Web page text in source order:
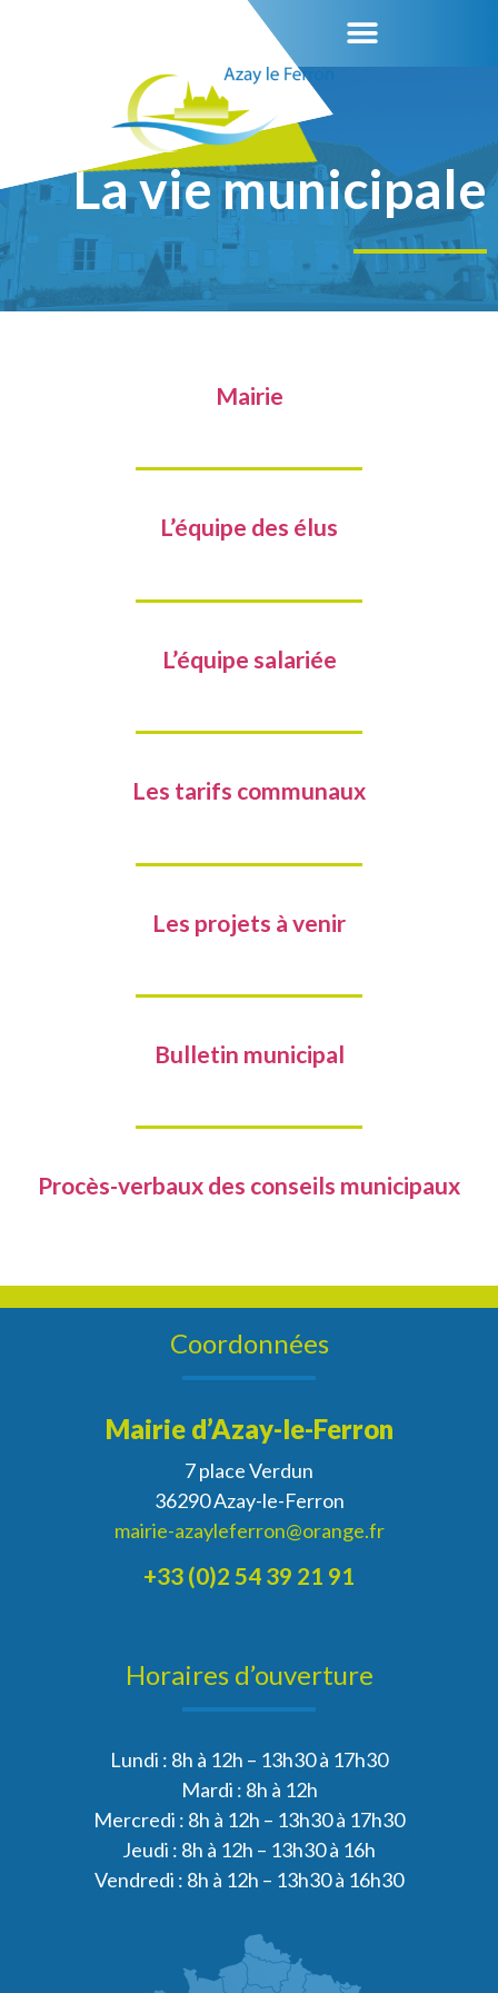
La vie municipale
Mairie
L’équipe des élus
L’équipe salariée
Les tarifs communaux
Les projets à venir
Bulletin municipal
Procès-verbaux des conseils municipaux
Coordonnées
Mairie d’Azay-le-Ferron
7 place Verdun
36290 Azay-le-Ferron
mairie-azayleferron@orange.fr
+33 (0)2 54 39 21 91
Horaires d’ouverture
Lundi : 8h à 12h – 13h30 à 17h30
Mardi : 8h à 12h
Mercredi : 8h à 12h – 13h30 à 17h30
Jeudi : 8h à 12h – 13h30 à 16h
Vendredi : 8h à 12h – 13h30 à 16h30